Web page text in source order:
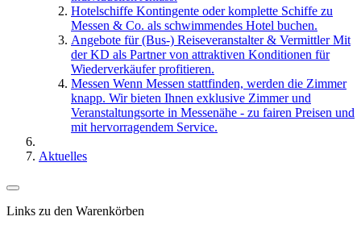
Hotelschiffe Kontingente oder komplette Schiffe zu
Messen & Co. als schwimmendes Hotel buchen.
Angebote für (Bus-) Reiseveranstalter & Vermittler Mit
der KD als Partner von attraktiven Konditionen für
Wiederverkäufer profitieren.
Messen Wenn Messen stattfinden, werden die Zimmer
knapp. Wir bieten Ihnen exklusive Zimmer und
Veranstaltungsorte in Messenähe - zu fairen Preisen und
mit hervorragendem Service.
Aktuelles
Links zu den Warenkörben